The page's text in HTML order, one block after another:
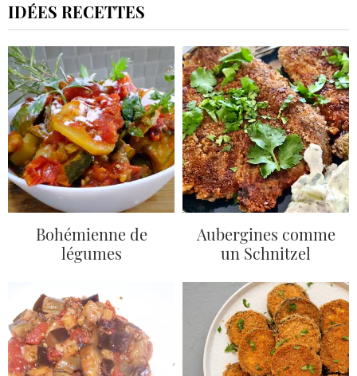
IDÉES RECETTES
Bohémienne de
légumes
Aubergines comme
un Schnitzel